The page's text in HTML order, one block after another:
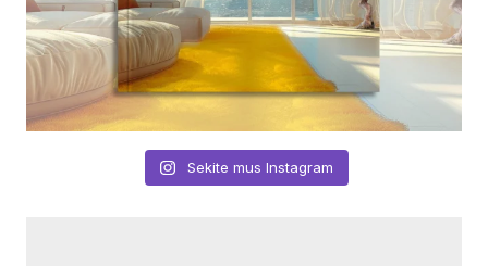
Sekite mus Instagram